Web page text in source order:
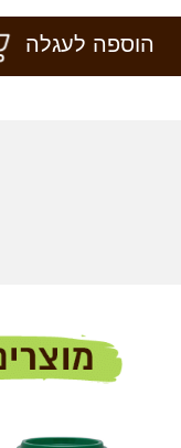
הוספה לעגלה